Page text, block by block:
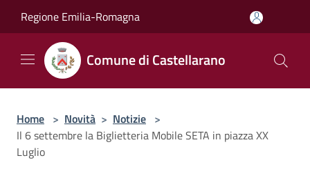
Regione Emilia-Romagna
Comune di Castellarano
Home > Novità > Notizie >
Il 6 settembre la Biglietteria Mobile SETA in piazza XX
Luglio